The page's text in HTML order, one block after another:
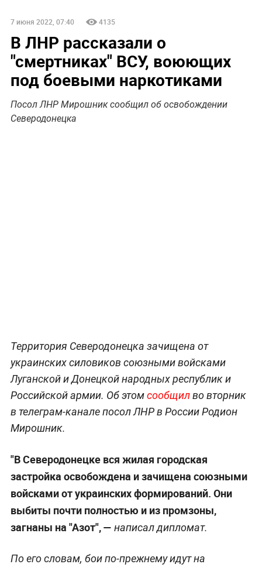
7 июня 2022, 07:40 4135
В ЛНР рассказали о
"смертниках" ВСУ, воюющих
под боевыми наркотиками
Посол ЛНР Мирошник сообщил об освобождении
Северодонецка
Территория Северодонецка зачищена от
украинских силовиков союзными войсками
Луганской и Донецкой народных республик и
Российской армии. Об этомсообщилво вторник
в телеграм-канале посол ЛНР в России Родион
Мирошник.
"В Северодонецке вся жилая городская
застройка освобождена и зачищена союзными
войсками от украинских формирований. Они
выбиты почти полностью и из промзоны,
загнаны на "Азот", — написал дипломат.
По его словам, бои по-прежнему идут на